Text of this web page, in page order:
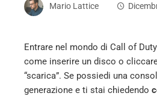
Mario Lattice
Entrare nel mondo di Call of
come inserire un disco o
“scarica”. Se possiedi una
generazione e ti stai chiedendo